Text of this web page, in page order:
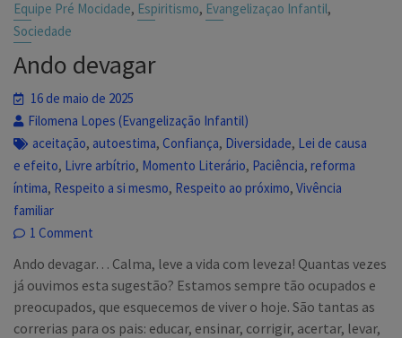
Equipe Pré Mocidade, Espiritismo, Evangelizaçao Infantil,
Sociedade
Ando devagar
16 de maio de 2025
Filomena Lopes (Evangelização Infantil)
aceitação, autoestima,Confiança, Diversidade, Lei de causa
e efeito, Livre arbítrio, Momento Literário, Paciência,reforma
íntima, Respeito a si mesmo, Respeito ao próximo,Vivência
familiar
1 Comment
Ando devagar… Calma, leve a vida com leveza! Quantas vezes
já ouvimos esta sugestão? Estamos sempre tão ocupados e
preocupados, que esquecemos de viver o hoje. São tantas as
correrias para os pais: educar, ensinar, corrigir, acertar, levar,